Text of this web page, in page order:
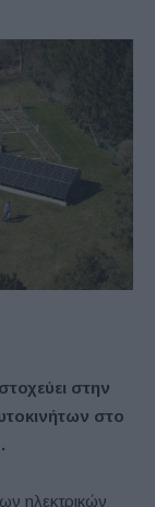
στην
στο
ηλεκτρικών